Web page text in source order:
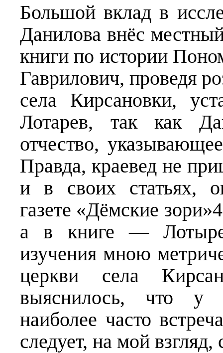
Большой вклад в
Данилова внёс
книги по истории
Гаврилович, проведя
села Кирсановки,
Лотарев, так как
отчество,
Правда, краевед не
и в своих статьях,
газете «Дёмские
а в книге —
изучения мною
церкви села
выяснилось, что у
наиболее часто
следует, на мой